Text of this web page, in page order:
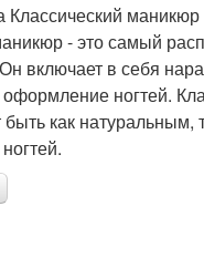
маникюр
- это самый
включает в себя
ногтей.
как натуральным,